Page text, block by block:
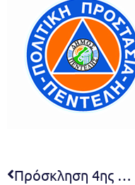
Πρόσκληση 4ης Συνεδρίασης Συμβουλίου της Κοινότητας Μελισσίων του Δήμου Πεντέλης